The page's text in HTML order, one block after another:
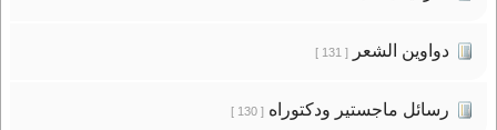
دواوين الشعر[ 131 ]
رسائل ماجستير ودكتوراه[ 130 ]